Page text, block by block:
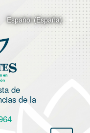
Español (España)
de
de la